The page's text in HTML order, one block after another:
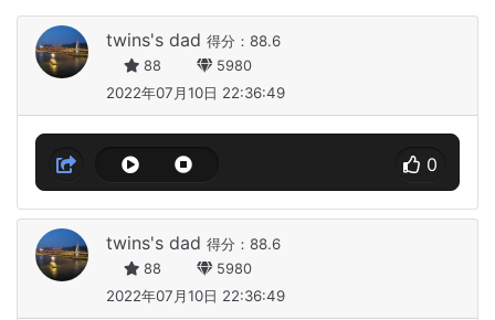
twins's dad 得分：88.6
88 5980
2022年07月10日 22:36:49
0
twins's dad 得分：88.6
88 5980
2022年07月10日 22:36:49